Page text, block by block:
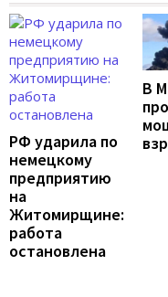
РФ ударила по
немецкому
предприятию
на
Житомирщине:
работа
остановлена
В